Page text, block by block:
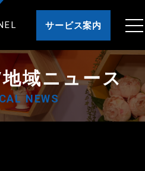
サービス案内
域ニュース
NEWS